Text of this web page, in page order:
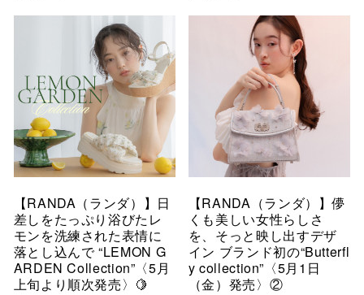
【RANDA（ランダ）】日
差しをたっぷり浴びたレ
モンを洗練された表情に
落とし込んで “LEMON G
ARDEN Collection”〈5月
上旬より順次発売〉🍋
【RANDA（ランダ）】儚
くも美しい女性らしさ
を、そっと映し出すデザ
イン ブランド初の“Butterfl
y collection”〈5月1日
（金）発売〉②